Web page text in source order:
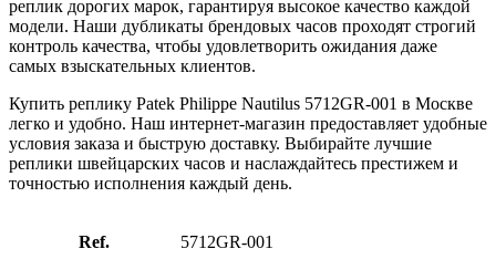
реплик дорогих марок, гарантируя высокое качество каждой
модели. Наши дубликаты брендовых часов проходят строгий
контроль качества, чтобы удовлетворить ожидания даже
самых взыскательных клиентов.
Купить реплику Patek Philippe Nautilus 5712GR-001 в Москве
легко и удобно. Наш интернет-магазин предоставляет удобные
условия заказа и быструю доставку. Выбирайте лучшие
реплики швейцарских часов и наслаждайтесь престижем и
точностью исполнения каждый день.
Ref. 5712GR-001